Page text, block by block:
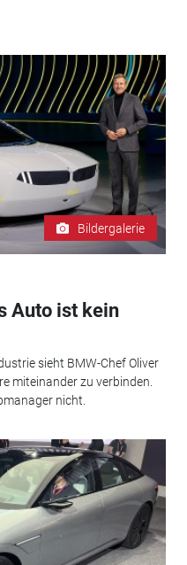
Bildergalerie
Auto ist kein
sieht BMW-Chef Oliver
miteinander zu verbinden.
nicht.